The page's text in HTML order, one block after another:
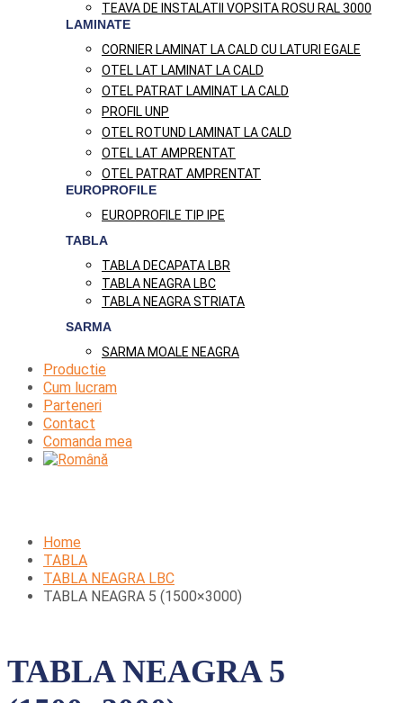
TEAVA DE INSTALATII VOPSITA ROSU RAL 3000
LAMINATE
CORNIER LAMINAT LA CALD CU LATURI EGALE
OTEL LAT LAMINAT LA CALD
OTEL PATRAT LAMINAT LA CALD
PROFIL UNP
OTEL ROTUND LAMINAT LA CALD
OTEL LAT AMPRENTAT
OTEL PATRAT AMPRENTAT
EUROPROFILE
EUROPROFILE TIP IPE
TABLA
TABLA DECAPATA LBR
TABLA NEAGRA LBC
TABLA NEAGRA STRIATA
SARMA
SARMA MOALE NEAGRA
Productie
Cum lucram
Parteneri
Contact
Comanda mea
Home
TABLA
TABLA NEAGRA LBC
TABLA NEAGRA 5 (1500×3000)
TABLA NEAGRA 5